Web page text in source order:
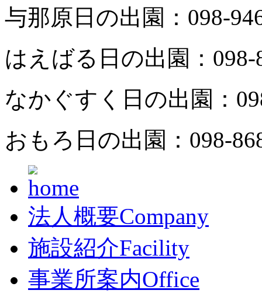
与那原日の出園： 098-
はえばる日の出園： 098-
なかぐすく日の出園：
おもろ日の出園： 098-
法人概要Company
施設紹介Facility
事業所案内Office